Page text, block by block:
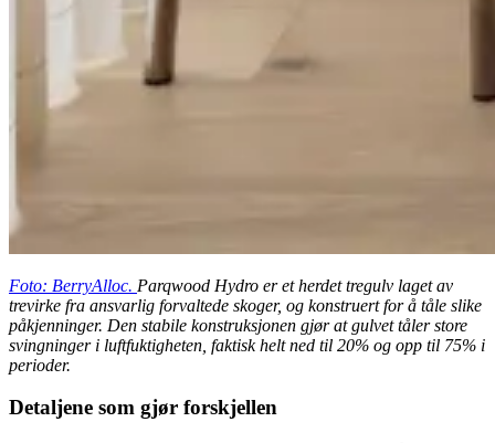
Foto: BerryAlloc. Parqwood Hydro er et herdet tregulv laget av
trevirke fra ansvarlig forvaltede skoger, og konstruert for å tåle slike
påkjenninger. Den stabile konstruksjonen gjør at gulvet tåler store
svingninger i luftfuktigheten, faktisk helt ned til 20% og opp til 75% i
perioder.
Detaljene som gjør forskjellen